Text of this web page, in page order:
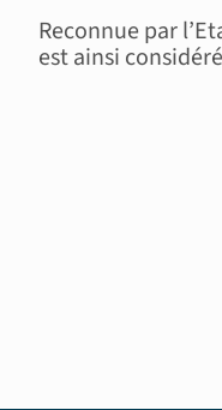
Reconnue par
est ainsi